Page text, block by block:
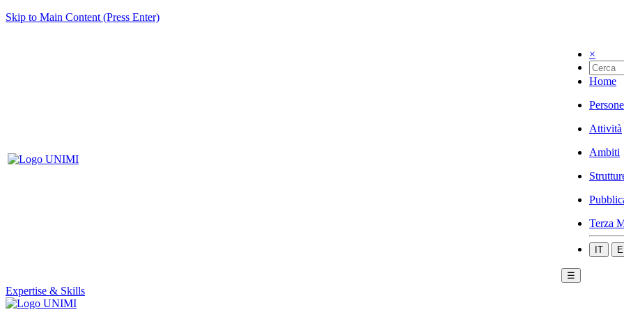
Skip to Main Content (Press Enter)
×
Home
Persone
Attività
Ambiti
Terza
IT
☰
Expertise & Skills